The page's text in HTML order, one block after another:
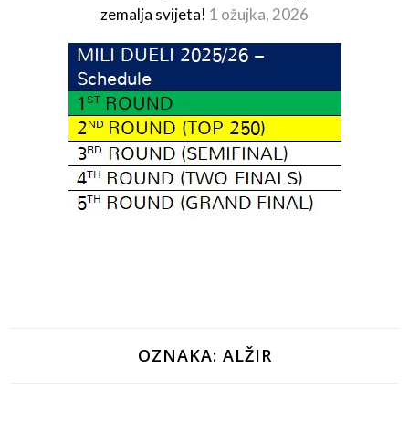
zemalja svijeta! 1 ožujka, 2026
OZNAKA: ALŽIR